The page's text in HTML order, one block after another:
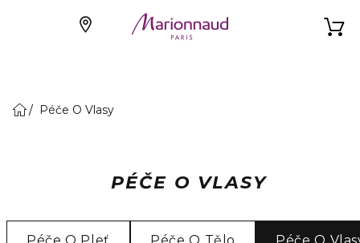
Péče O Vlasy
PÉČE O VLASY